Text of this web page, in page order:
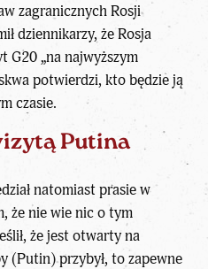
zagranicznych Rosji
dziennikarzy, że Rosja
G20„na najwyższym
potwierdzi, kto będzie ją
czasie.
Putina
natomiast prasie w
że nie wie nic o tym
że jest otwarty na
(Putin) przybył, to zapewne